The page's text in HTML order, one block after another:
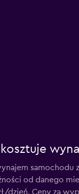
kosztuje
samochodu
od danego
dzień. Ceny za